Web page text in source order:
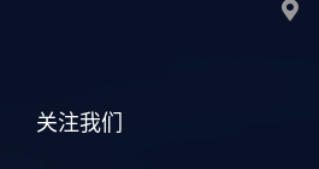
关注我们